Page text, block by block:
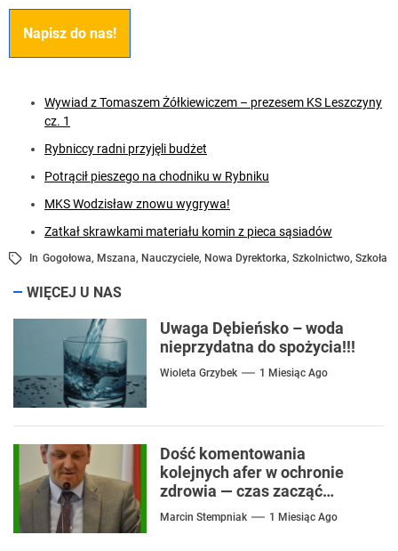
Napisz do nas!
Wywiad z Tomaszem Żółkiewiczem – prezesem KS Leszczyny
cz. 1
Rybniccy radni przyjęli budżet
Potrącił pieszego na chodniku w Rybniku
MKS Wodzisław znowu wygrywa!
Zatkał skrawkami materiału komin z pieca sąsiadów
In Gogołowa, Mszana, Nauczyciele, Nowa Dyrektorka, Szkolnictwo, Szkoła
WIĘCEJ U NAS
Uwaga Dębieńsko – woda
nieprzydatna do spożycia!!!
Wioleta Grzybek 1 Miesiąc Ago
Dość komentowania
kolejnych afer w ochronie
zdrowia — czas zacząć
mówić o rozwiązaniach
Marcin Stempniak 1 Miesiąc Ago